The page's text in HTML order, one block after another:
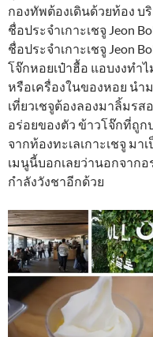
กองทัพต้องเดินด้วยท้อง บ
ชื่อประจำเกาะเชจู Jeon
ชื่อประจำเกาะเชจู Jeon
โจ๊กหอยเป๋าฮื้อ แอบงงทำ
หรือเครื่องในของหอย นำ
เที่ยวเชจูต้องลองมาลิ้มร
อร่อยของตัว ข้าวโจ๊กที่ถูก
จากท้องทะเลเกาะเชจู ม
เมนูนี้บอกเลยว่านอกจาก
กำลังวังชาอีกด้วย